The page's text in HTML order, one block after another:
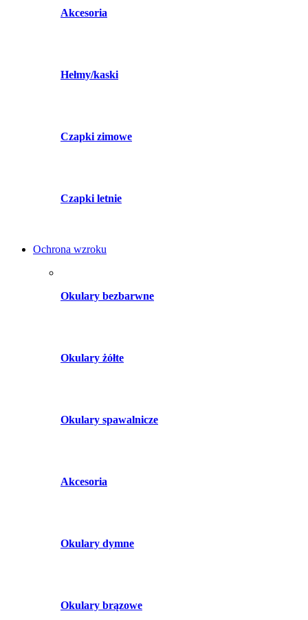
Akcesoria
Hełmy/kaski
Czapki zimowe
Czapki letnie
Ochrona wzroku
Okulary bezbarwne
Okulary żółte
Okulary spawalnicze
Akcesoria
Okulary dymne
Okulary brązowe